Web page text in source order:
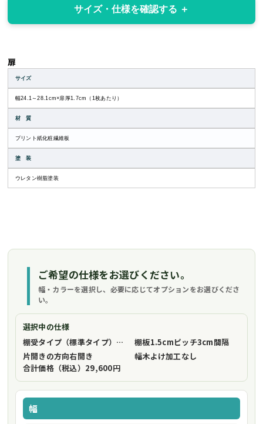
サイズ・仕様を確認する
扉
サイズ
幅24.1～28.1cm×扉厚1.7cm（1枚あたり）
材 質
プリント紙化粧繊維板
塗 装
ウレタン樹脂塗装
ご希望の仕様をお選びください。
幅・カラーを選択し、必要に応じてオプションをお選びくださ
い。
選択中の仕様
棚受タイプ（標準タイプ）
フリーストップ棚受（標準仕様）
棚板1.5cmピッチ3cm間隔
片開きの方向右開き 幅木よけ加工なし
合計価格（税込） 29,600円
幅